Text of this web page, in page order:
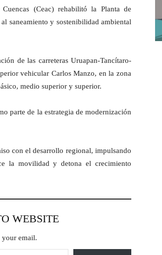
(Ceac) rehabilitó la Planta de
saneamiento y sostenibilidad ambiental
de las carreteras Uruapan-Tancítaro-
vehicular Carlos Manzo, en la zona
medio superior y superior.
parte de la estrategia de modernización
con el desarrollo regional, impulsando
la movilidad y detona el crecimiento
WEBSITE
your email.